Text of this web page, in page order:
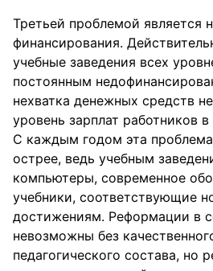
Третьей проблемой является
финансирования.
учебные заведения всех
постоянным
нехватка денежных средств
уровень зарплат работников
С каждым годом эта
острее, ведь учебным
компьютеры, современное
учебники, соответствующие
достижениям. Реформации в
невозможны без
педагогического состава, но